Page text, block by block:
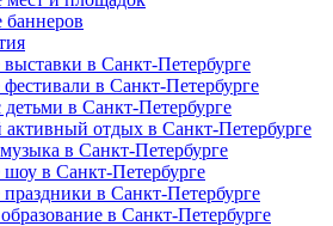
баннеров
в Санкт-Петербурге
в Санкт-Петербурге
детьми в Санкт-Петербурге
активный отдых в Санкт-Петербурге
в Санкт-Петербурге
в Санкт-Петербурге
в Санкт-Петербурге
в Санкт-Петербурге